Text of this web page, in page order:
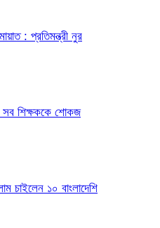
: প্রতিমন্ত্রী নুর
সব শিক্ষককে শোকজ
চাইলেন ১০ বাংলাদেশি